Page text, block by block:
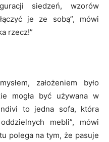
siedzeń, wzorów
je ze sobą”, mówi
rzecz!”
założeniem było
mogła być używana w
to jedna sofa, która
mebli”, mówi
polega na tym, że pasuje